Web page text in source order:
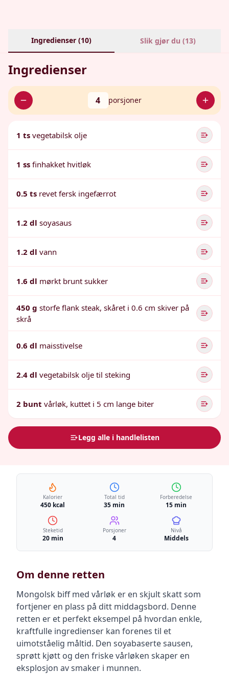
Ingredienser (10) Slik gjør du (13)
Ingredienser
4 porsjoner
1 ts vegetabilsk olje
1 ss finhakket hvitløk
0.5 ts revet fersk ingefærrot
1.2 dl soyasaus
1.2 dl vann
1.6 dl mørkt brunt sukker
450 g storfe flank steak, skåret i 0.6 cm skiver på
skrå
0.6 dl maisstivelse
2.4 dl vegetabilsk olje til steking
2 bunt vårløk, kuttet i 5 cm lange biter
Legg alle i handlelisten
Kalorier
450 kcal
Total tid
35 min
Forberedelse
15 min
Steketid
20 min
Porsjoner
4
Nivå
Middels
Om denne retten
Mongolsk biff med vårløk er en skjult skatt som
fortjener en plass på ditt middagsbord. Denne
retten er et perfekt eksempel på hvordan enkle,
kraftfulle ingredienser kan forenes til et
uimotståelig måltid. Den soyabaserte sausen,
sprøtt kjøtt og den friske vårløken skaper en
eksplosjon av smaker i munnen.